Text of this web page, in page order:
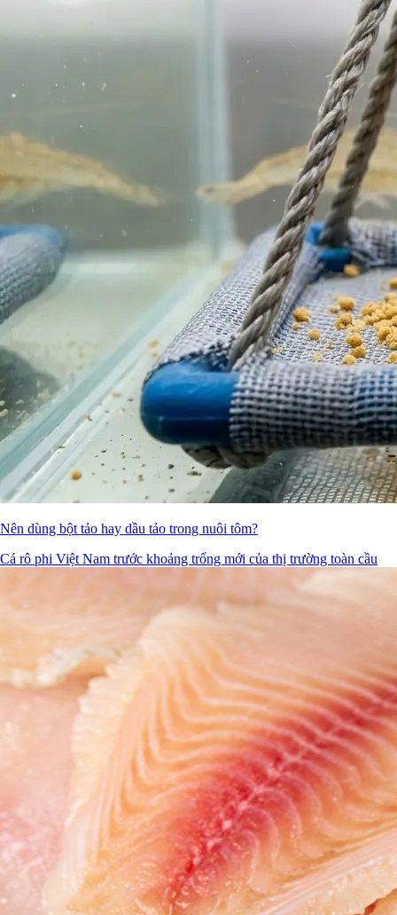
Nên dùng bột tảo hay dầu tảo trong nuôi tôm?
Cá rô phi Việt Nam trước khoảng trống mới của thị trường toàn cầu